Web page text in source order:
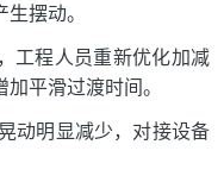
摆动。
工程人员重新优化加减
平滑过渡时间。
动明显减少，对接设备